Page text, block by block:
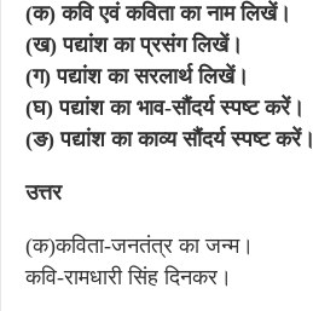
(क) कवि एवं कविता का नाम लिखें।
(ख) पद्यांश का प्रसंग लिखें।
(ग) पद्यांश का सरलार्थ लिखें।
(घ) पद्यांश का भाव-सौंदर्य स्पष्ट करें।
(ङ) पद्यांश का काव्य सौंदर्य स्पष्ट करें।
उत्तर
(क)कविता-जनतंत्र का जन्म।
कवि-रामधारी सिंह दिनकर।